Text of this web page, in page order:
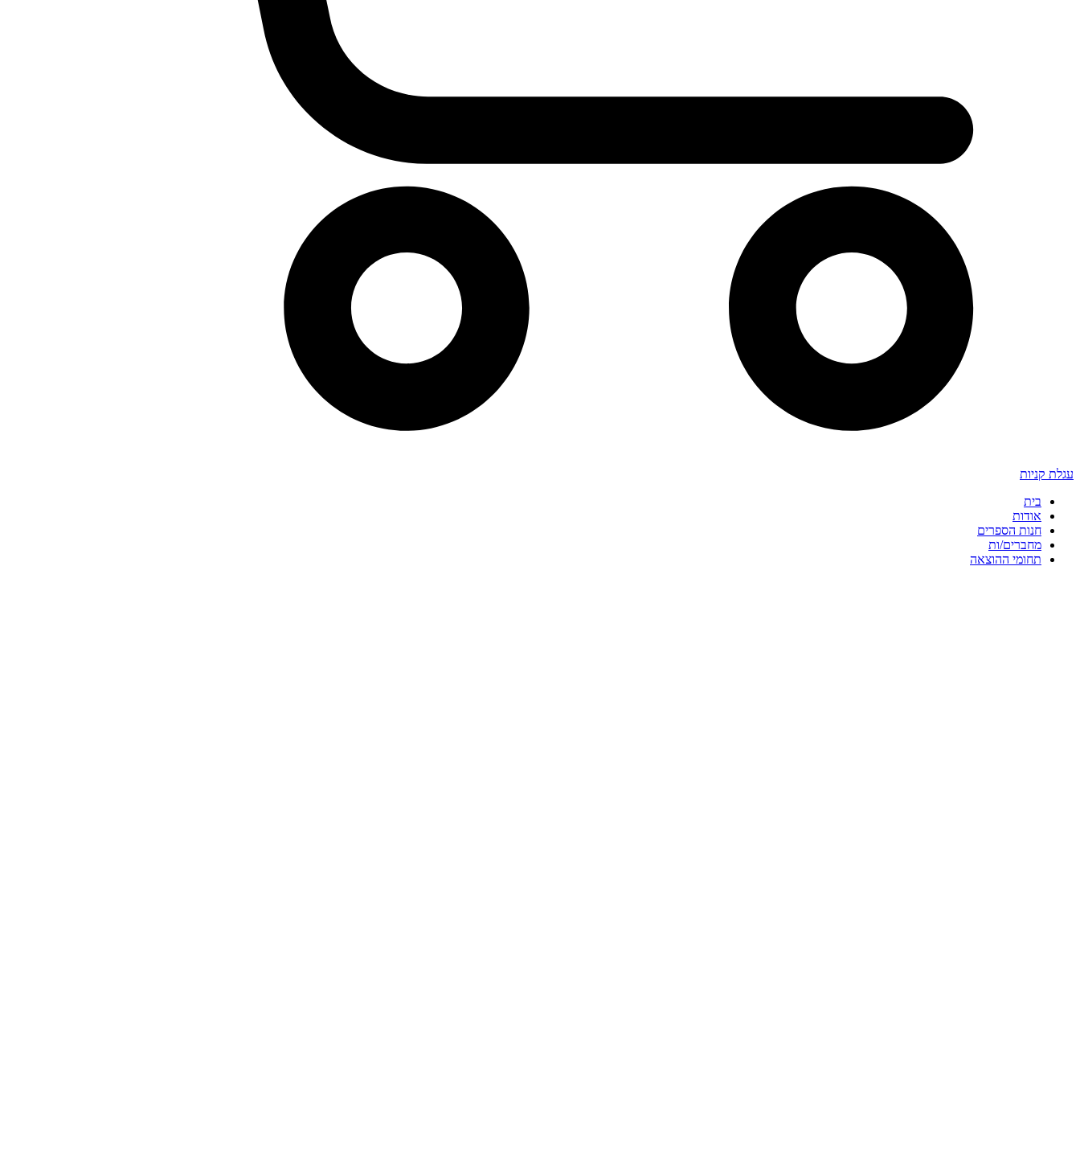
עגלת קניות
בית
אודות
חנות הספרים
מחברים/ות
תחומי ההוצאה